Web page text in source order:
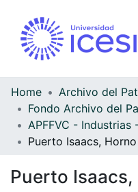
Home
Puerto Isaacs, Horno
Puerto Isaacs,